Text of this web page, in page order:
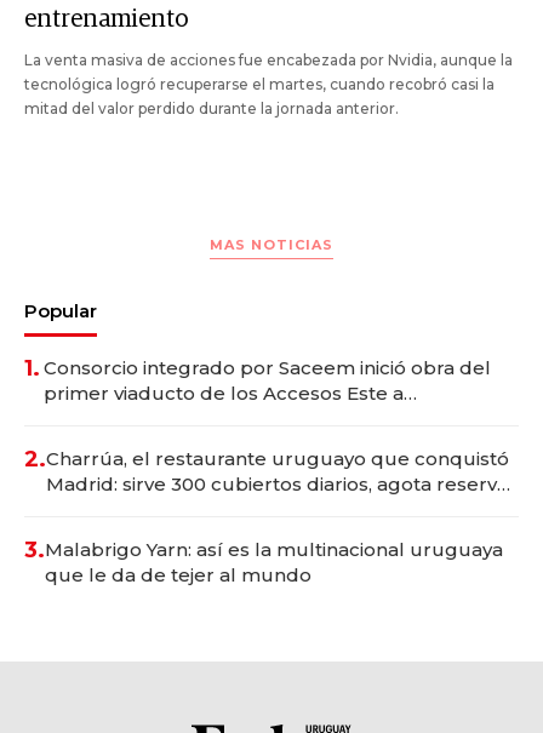
entrenamiento
La venta masiva de acciones fue encabezada por Nvidia, aunque la
tecnológica logró recuperarse el martes, cuando recobró casi la
mitad del valor perdido durante la jornada anterior.
MAS NOTICIAS
Popular
1. Consorcio integrado por Saceem inició obra del
primer viaducto de los Accesos Este a
2.Charrúa, el restaurante uruguayo que conquistó
Madrid: sirve 300 cubiertos diarios, agota reservas
3.Malabrigo Yarn: así es la multinacional uruguaya
que le da de tejer al mundo